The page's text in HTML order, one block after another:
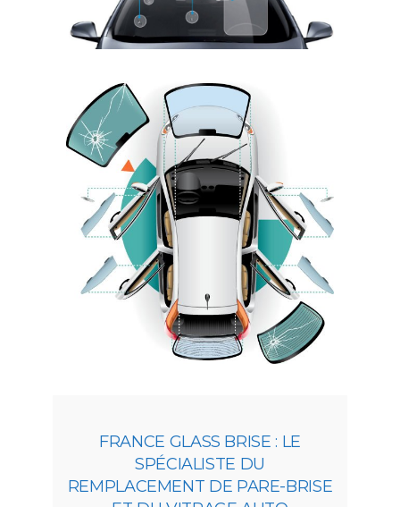
FRANCE GLASS BRISE : LE
SPÉCIALISTE DU
REMPLACEMENT DE PARE-BRISE